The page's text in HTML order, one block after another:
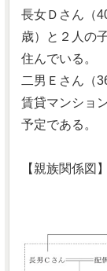
長女Ｄさん（
歳）と２人の
住んでいる。
二男Ｅさん（
賃貸マンショ
予定である。
【親族関係図】